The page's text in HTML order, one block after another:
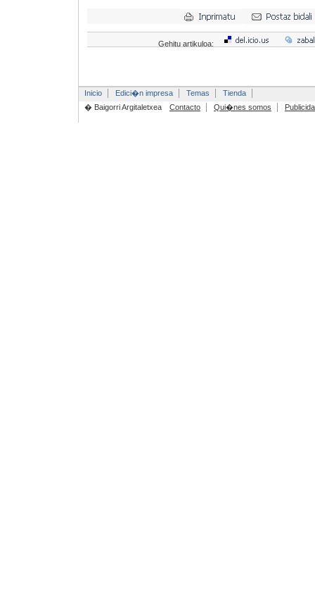
Gehitu artikuloa:
Inicio Edici�n impresa Temas
Tienda
� Baigorri Argitaletxea
Contacto Qui�nes somos